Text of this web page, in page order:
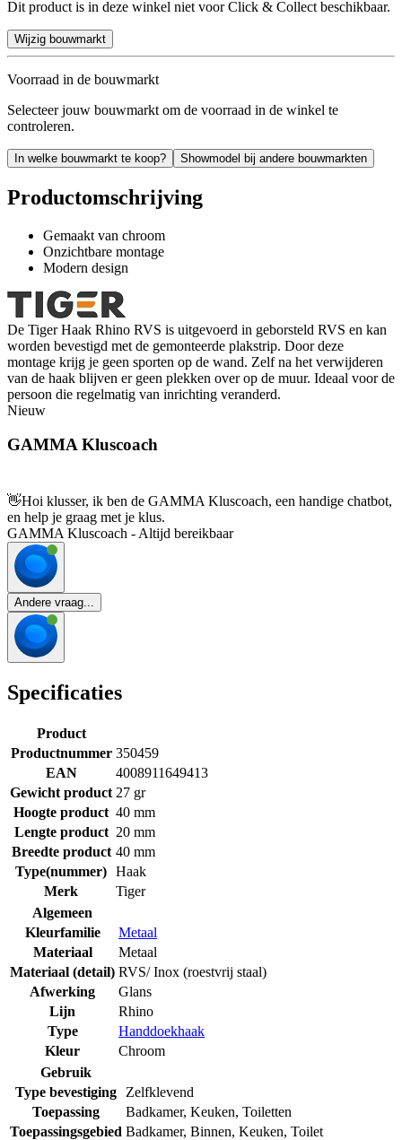
Dit product is in deze winkel niet voor Click & Collect beschikbaar.
Wijzig bouwmarkt
Voorraad in de bouwmarkt
Selecteer jouw bouwmarkt om de voorraad in de winkel te
controleren.
In welke bouwmarkt te koop? Showmodel bij andere bouwmarkten
Productomschrijving
Gemaakt van chroom
Onzichtbare montage
Modern design
De Tiger Haak Rhino RVS is uitgevoerd in geborsteld RVS en kan
worden bevestigd met de gemonteerde plakstrip. Door deze
montage krijg je geen sporten op de wand. Zelf na het verwijderen
van de haak blijven er geen plekken over op de muur. Ideaal voor de
persoon die regelmatig van inrichting veranderd.
Nieuw
GAMMA Kluscoach
👋Hoi klusser, ik ben de GAMMA Kluscoach, een handige chatbot,
en help je graag met je klus.
GAMMA Kluscoach - Altijd bereikbaar
Andere vraag...
Specificaties
Product
Productnummer 350459
EAN
4008911649413
Gewicht product 27 gr
Hoogte product 40 mm
Lengte product 20 mm
Breedte product 40 mm
Type(nummer) Haak
Merk
Tiger
Algemeen
Kleurfamilie
Metaal
Materiaal
Metaal
Materiaal (detail) RVS/ Inox (roestvrij staal)
Afwerking
Glans
Lijn
Rhino
Type
Handdoekhaak
Kleur
Chroom
Gebruik
Type bevestiging
Zelfklevend
Toepassing
Badkamer, Keuken, Toiletten
Toepassingsgebied Badkamer, Binnen, Keuken, Toilet